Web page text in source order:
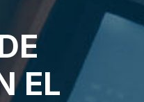
EL